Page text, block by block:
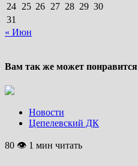
24 25 26 27 28 29 30
31
« Июн
Вам так же может понравится
Новости
Цепелевский ДК
80 👁 1 мин читать